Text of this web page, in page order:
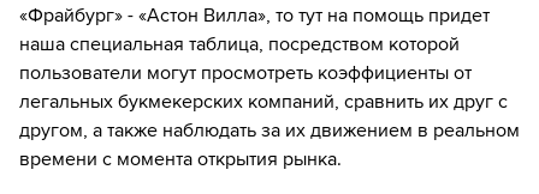
10´ Морган Роджерс не смог попасть в створ ударом
издали
10´ Удар от ворот произведет Фрайбург
11´
Судья сигнализирует, что Игор Матанович из команды
Фрайбург поставил подножку. Пострадал Юри
«Фрайбург» - «Астон Вилла», то тут на помощь придет
наша специальная таблица, посредством которой
пользователи могут просмотреть коэффициенты от
легальных букмекерских компаний, сравнить их друг с
другом, а также наблюдать за их движением в реальном
времени с момента открытия рынка.